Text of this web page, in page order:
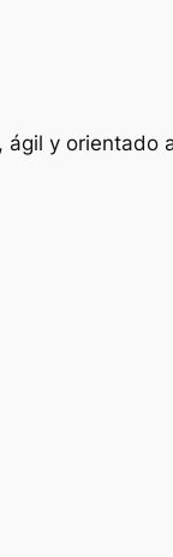
y orientado